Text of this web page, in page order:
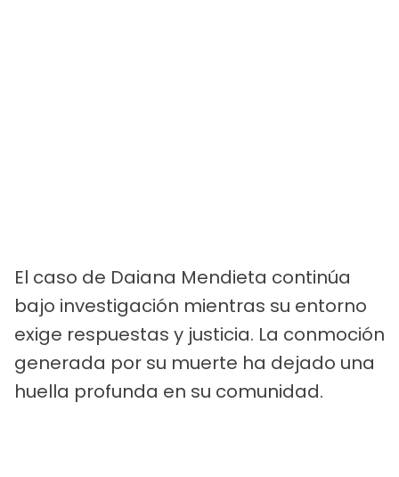
El caso de Daiana Mendieta continúa
bajo investigación mientras su entorno
exige respuestas y justicia. La conmoción
generada por su muerte ha dejado una
huella profunda en su comunidad.